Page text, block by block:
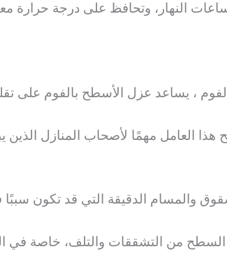
النهار، وتحافظ على درجة حرارة
، يساعد عزل الأسطح بالفوم على
هذا العامل مهمًا لأصحاب المنازل
والمسام الدقيقة التي قد تكون
السطح من التشققات والتلف، خاصة في